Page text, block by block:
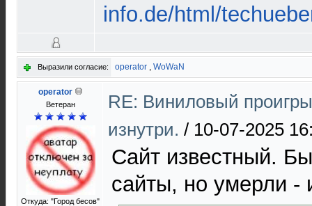
info.de/html/
Выразили согласие: operator , WoWaN
operator
Ветеран
Откуда: "Город бесов"
RE: Виниловый
изнутри. / 10-07-2025
Сайт известный.
сайты, но умерли -